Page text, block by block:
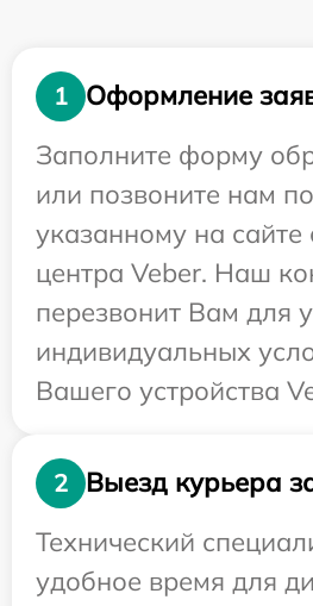
1
Оформление
Заполните форму
или позвоните нам
указанному на сайте
центра Veber. Наш
перезвонит Вам для
индивидуальных
Вашего устройства
2
Выезд курьера
Технический
удобное время для